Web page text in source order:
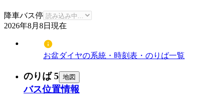
降車バス停
2026年8月8日 現在
お盆ダイヤの系統・時刻表・のりば一覧
のりば 5 地図
バス位置情報